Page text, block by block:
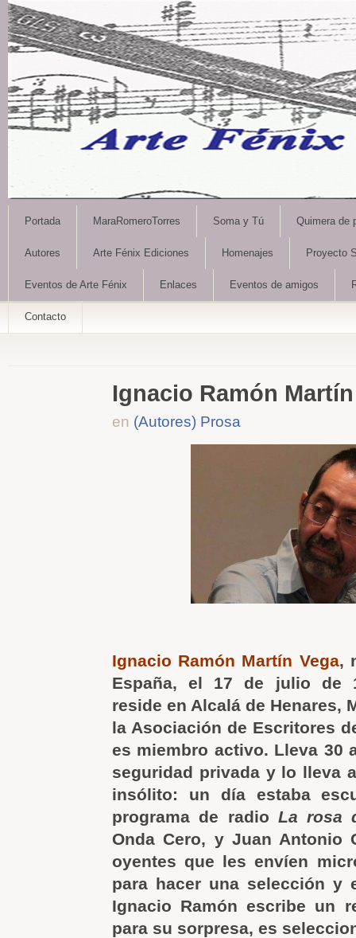
Portada MaraRomeroTorres Soma y Tú Quimera de
Autores Arte Fénix Ediciones Homenajes Proyecto
Eventos de Arte Fénix Enlaces Eventos de amigos
Contacto
Ignacio Ramón
en (Autores) Prosa
Ignacio Ramón Martín Vega,
España, el 17 de julio de
reside en Alcalá de Henares,
la Asociación de Escritores
es miembro activo. Lleva 30
seguridad privada y lo lleva
insólito: un día estaba
programa de radio La rosa
Onda Cero, y Juan Antonio
oyentes que les envíen
para hacer una selección y
Ignacio Ramón escribe un
para su sorpresa, es